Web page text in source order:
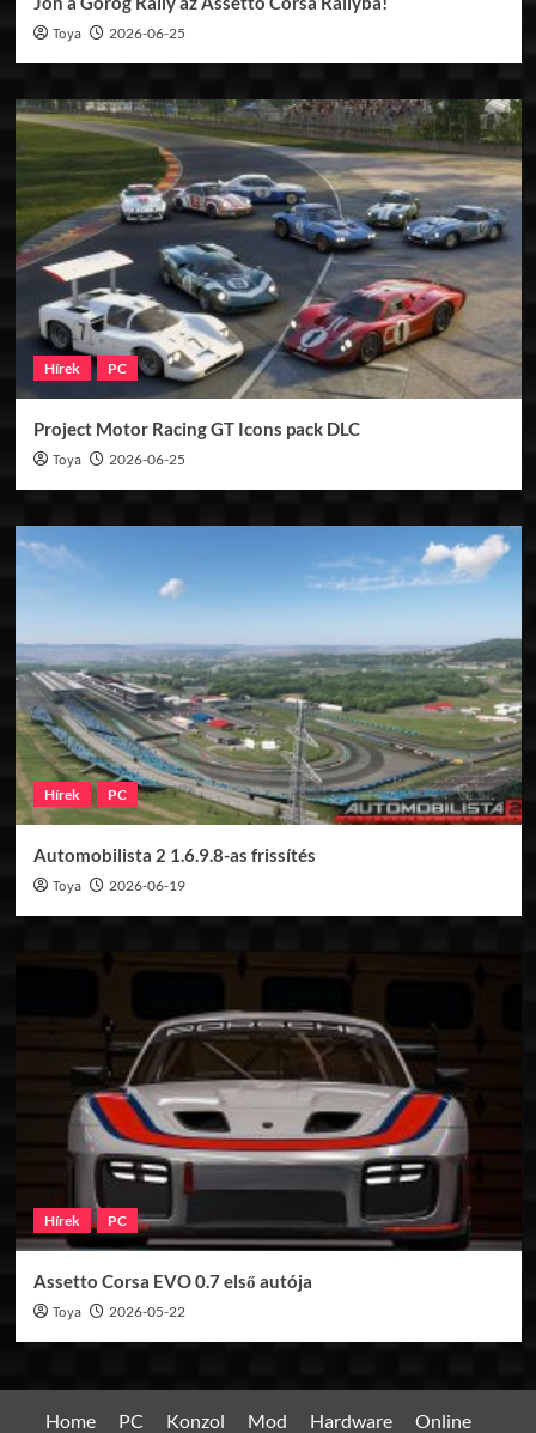
Toya 2026-06-25
Hírek PC
Project Motor Racing GT Icons pack DLC
Toya 2026-06-25
Hírek PC
Automobilista 2 1.6.9.8-as frissítés
Toya 2026-06-19
Hírek PC
Assetto Corsa EVO 0.7 első autója
Toya 2026-05-22
Home PC Konzol Mod Hardware Online